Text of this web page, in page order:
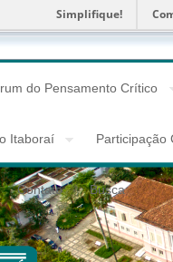
Simplifique!
do Pensamento Crítico
Itaboraí Participação
Contato Busca